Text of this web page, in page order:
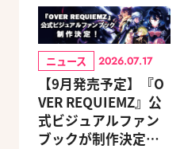
ニュース 2026.07.17
【9月発売予定】『O
VER REQUIEMZ』公
式ビジュアルファン
ブックが制作決定！